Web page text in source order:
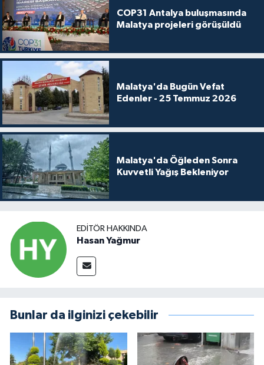
COP31 Antalya buluşmasında
Malatya projeleri görüşüldü
Malatya'da Bugün Vefat
Edenler - 25 Temmuz 2026
Malatya'da Öğleden Sonra
Kuvvetli Yağış Bekleniyor
EDITÖR HAKKINDA
Hasan Yağmur
Bunlar da ilginizi çekebilir